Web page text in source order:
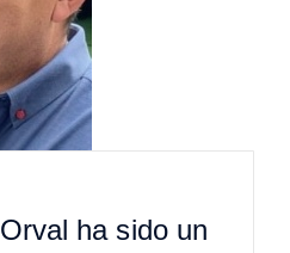
ha sido un